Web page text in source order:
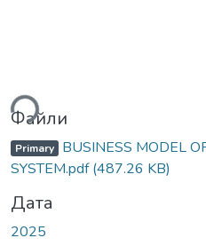
Файли
Primary BUSINESS MODEL
SYSTEM.pdf(487.26 KB)
Дата
2025